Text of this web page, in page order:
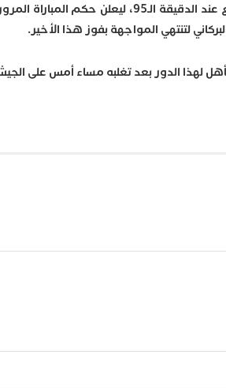
هذا وتمكن شباب هوارة من إحراز هدف التعادل في الوقت بدل الضائع عند
لتنتهي المواجهة بفوز هذا الأخير.
لهذا الدور بعد تغلبه مساء أمس على